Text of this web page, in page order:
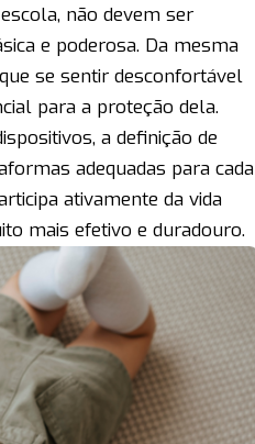
não devem ser
e poderosa. Da mesma
se sentir desconfortável
para a proteção dela.
a definição de
adequadas para cada
ativamente da vida
mais efetivo e duradouro.